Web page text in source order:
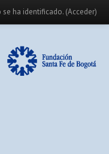
se ha identificado. (Acceder)